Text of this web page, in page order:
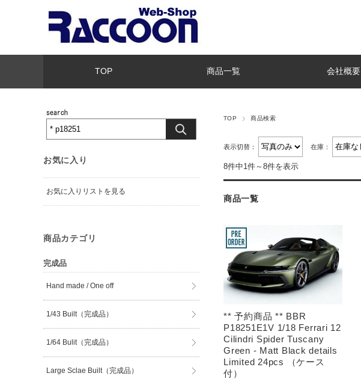
TOP 商品一覧 会社概要
TOP 商品検索
表示切替： 在庫：
8件中1件～8件を表示
商品一覧
** 予約商品 ** BBR
P18251E1V 1/18 Ferrari 12
Cilindri Spider Tuscany
Green - Matt Black details
Limited 24pcs （ケース
付）
お気に入り
お気に入りリストを見る
商品カテゴリ
完成品
Hand made / One off
1/43 Built（完成品）
1/64 Bulit（完成品）
Large Sclae Built（完成品）